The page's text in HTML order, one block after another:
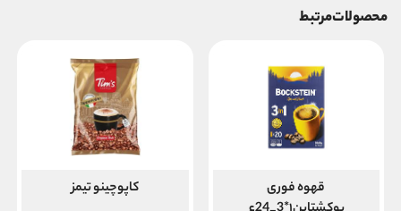
محصولات مرتبط
قهوه فوری
کاپوچینو تیمز